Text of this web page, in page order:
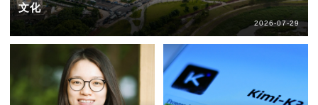
文化
2026-07-29